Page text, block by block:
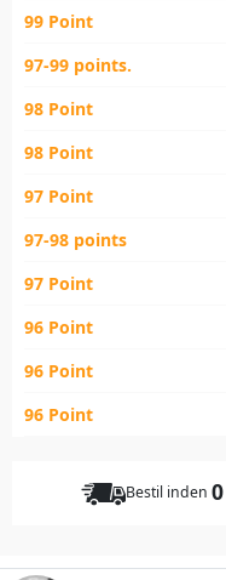
99 Point
97-99 points.
98 Point
98 Point
97 Point
97-98 points
97 Point
96 Point
96 Point
96 Point
Bestil inden 0